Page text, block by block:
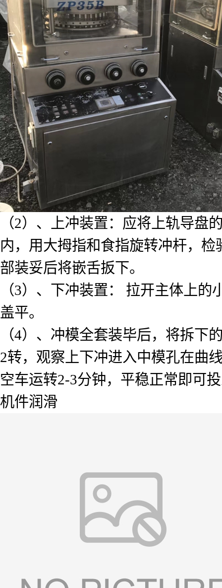
（2）、上冲装置：应将上轨导盘
内，用大拇指和食指旋转冲杆，
部装妥后将嵌舌扳下。
（3）、下冲装置： 拉开主体上
盖平。
（4）、冲模全套装毕后，将拆下
2转，观察上下冲进入中模孔在曲
空车运转2-3分钟，平稳正常即可
机件润滑